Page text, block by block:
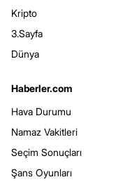
Kripto
3.Sayfa
Dünya
Haberler.com
Hava Durumu
Namaz Vakitleri
Seçim Sonuçları
Şans Oyunları